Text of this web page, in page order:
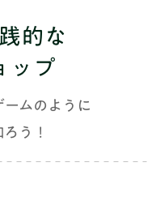
的な
ップ
ムのように
う！